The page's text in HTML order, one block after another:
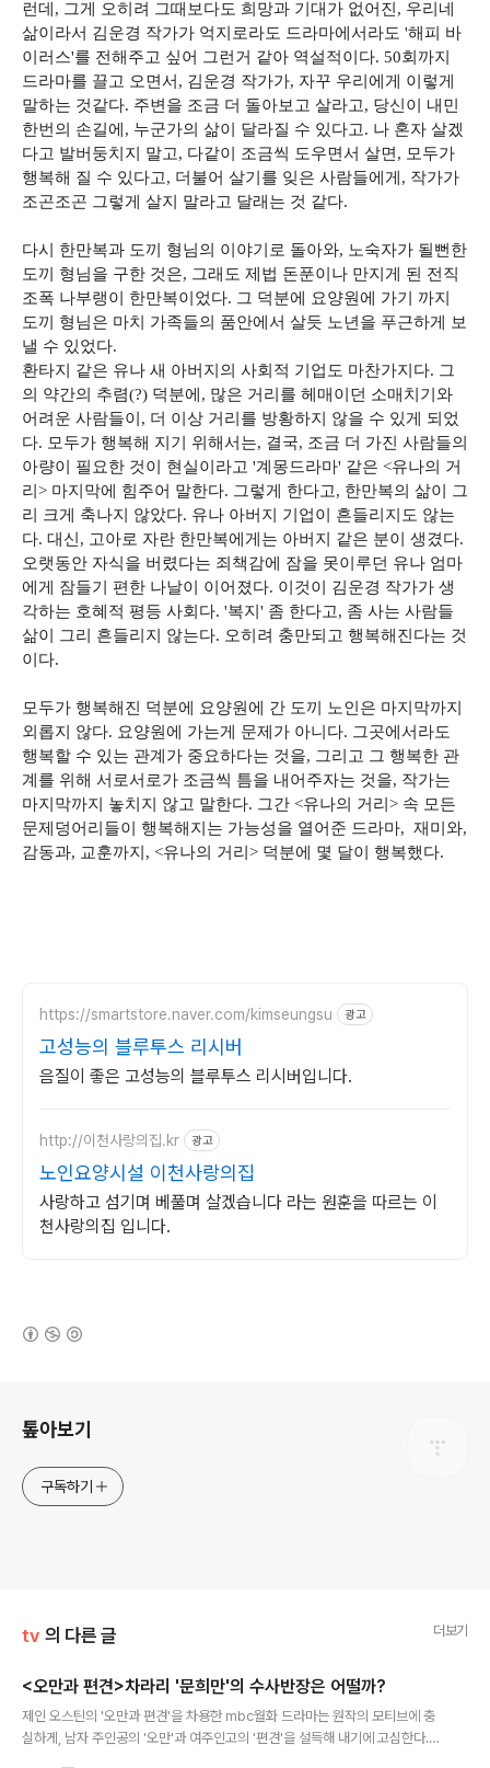
런데, 그게 오히려 그때보다도 희망과 기대가 없어진, 우리네
삶이라서 김운경 작가가 억지로라도 드라마에서라도 '해피 바
이러스'를 전해주고 싶어 그런거 같아 역설적이다. 50회까지
드라마를 끌고 오면서, 김운경 작가가, 자꾸 우리에게 이렇게
말하는 것같다. 주변을 조금 더 돌아보고 살라고, 당신이 내민
한번의 손길에, 누군가의 삶이 달라질 수 있다고. 나 혼자 살겠
다고 발버둥치지 말고, 다같이 조금씩 도우면서 살면, 모두가
행복해 질 수 있다고, 더불어 살기를 잊은 사람들에게, 작가가
조곤조곤 그렇게 살지 말라고 달래는 것 같다.
다시 한만복과 도끼 형님의 이야기로 돌아와, 노숙자가 될뻔한
도끼 형님을 구한 것은, 그래도 제법 돈푼이나 만지게 된 전직
조폭 나부랭이 한만복이었다. 그 덕분에 요양원에 가기 까지
도끼 형님은 마치 가족들의 품안에서 살듯 노년을 푸근하게 보
낼 수 있었다.
환타지 같은 유나 새 아버지의 사회적 기업도 마찬가지다. 그
의 약간의 추렴(?) 덕분에, 많은 거리를 헤매이던 소매치기와
어려운 사람들이, 더 이상 거리를 방황하지 않을 수 있게 되었
다. 모두가 행복해 지기 위해서는, 결국, 조금 더 가진 사람들의
아량이 필요한 것이 현실이라고 '계몽드라마' 같은 <유나의 거
리> 마지막에 힘주어 말한다. 그렇게 한다고, 한만복의 삶이 그
리 크게 축나지 않았다. 유나 아버지 기업이 흔들리지도 않는
다. 대신, 고아로 자란 한만복에게는 아버지 같은 분이 생겼다.
오랫동안 자식을 버렸다는 죄책감에 잠을 못이루던 유나 엄마
에게 잠들기 편한 나날이 이어졌다. 이것이 김운경 작가가 생
각하는 호혜적 평등 사회다. '복지' 좀 한다고, 좀 사는 사람들
삶이 그리 흔들리지 않는다. 오히려 충만되고 행복해진다는 것
이다.
모두가 행복해진 덕분에 요양원에 간 도끼 노인은 마지막까지
외롭지 않다. 요양원에 가는게 문제가 아니다. 그곳에서라도
행복할 수 있는 관계가 중요하다는 것을, 그리고 그 행복한 관
계를 위해 서로서로가 조금씩 틈을 내어주자는 것을, 작가는
마지막까지 놓치지 않고 말한다. 그간 <유나의 거리> 속 모든
문제덩어리들이 행복해지는 가능성을 열어준 드라마, 재미와,
감동과, 교훈까지, <유나의 거리> 덕분에 몇 달이 행복했다.
https://smartstore.naver.com/kimseungsu 광고
고성능의 블루투스 리시버
음질이 좋은 고성능의 블루투스 리시버입니다.
http://이천사랑의집.kr 광고
노인요양시설 이천사랑의집
사랑하고 섬기며 베풀며 살겠습니다 라는 원훈을 따르는 이
천사랑의집 입니다.
톺아보기
구독하기
tv 의 다른 글 더보기
<오만과 편견>차라리 '문희만'의 수사반장은 어떨까?
제인 오스틴의 '오만과 편견'을 차용한 mbc월화 드라마는 원작의 모티브에 충
실하게, 남자 주인공의 '오만'과 여주인고의 '편견'을 설득해 내기에 고심한다.